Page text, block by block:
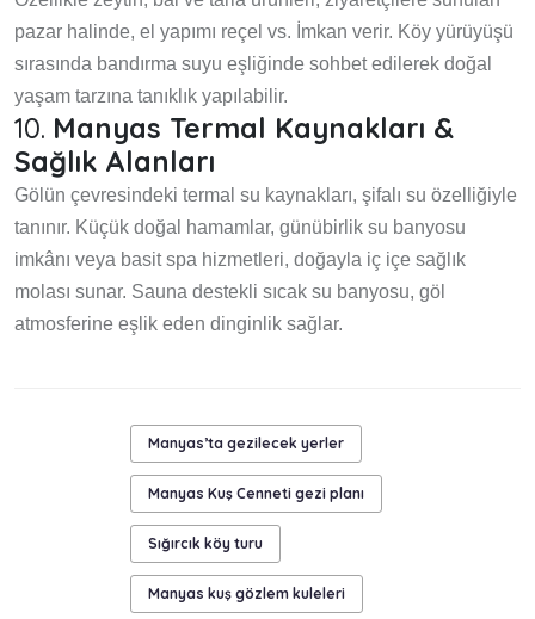
pazar halinde, el yapımı reçel vs. İmkan verir. Köy yürüyüşü
sırasında bandırma suyu eşliğinde sohbet edilerek doğal
yaşam tarzına tanıklık yapılabilir.
10. Manyas Termal Kaynakları &
Sağlık Alanları
Gölün çevresindeki termal su kaynakları, şifalı su özelliğiyle
tanınır. Küçük doğal hamamlar, günübirlik su banyosu
imkânı veya basit spa hizmetleri, doğayla iç içe sağlık
molası sunar. Sauna destekli sıcak su banyosu, göl
atmosferine eşlik eden dinginlik sağlar.
Manyas’ta gezilecek yerler
Manyas Kuş Cenneti gezi planı
Sığırcık köy turu
Manyas kuş gözlem kuleleri